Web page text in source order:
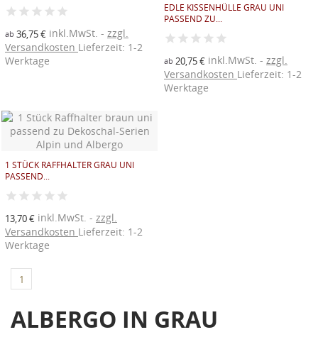
ab 36,75 € inkl.MwSt.
zzgl.
Versandkosten Lieferzeit: 1-2
Werktage
EDLE KISSENHÜLLE GRAU UNI
PASSEND ZU...
ab 20,75 € inkl.MwSt.
zzgl.
Versandkosten Lieferzeit: 1-2
Werktage
1 STÜCK RAFFHALTER GRAU UNI
PASSEND...
13,70 € inkl.MwSt.
zzgl.
Versandkosten Lieferzeit: 1-2
Werktage
1
ALBERGO IN GRAU
AUF MEINE WUNSCHLISTE
add_circle_outline
((MODALTITLE))
((confirmMessage))
((modalDeleteText))
((TITLE))
ANMELDEN
((loginText))